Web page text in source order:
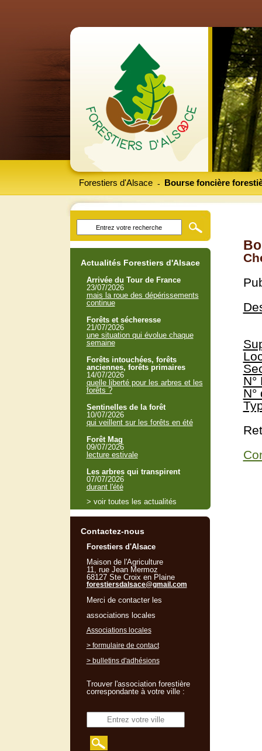
Forestiers d'Alsace Bourse foncière
-
N°
N°
Actualités Forestiers d'Alsace
Arrivée du Tour de France
23/07/2026
mais la roue des dépérissements
continue
Forêts et sécheresse
21/07/2026
une situation qui évolue chaque
semaine
Forêts intouchées, forêts
anciennes, forêts primaires
14/07/2026
quelle liberté pour les arbres et les
forêts ?
Sentinelles de la forêt
10/07/2026
qui veillent sur les forêts en été
Forêt Mag
09/07/2026
lecture estivale
Les arbres qui transpirent
07/07/2026
durant l'été
> voir toutes les actualités
Contactez-nous
Forestiers d'Alsace
Maison de l'Agriculture
11, rue Jean Mermoz
68127 Ste Croix en Plaine
forestiersdalsace@gmail.com
Merci de contacter les
associations locales
Associations locales
> formulaire de contact
> bulletins d'adhésions
Trouver l'association forestière
correspondante à votre ville :